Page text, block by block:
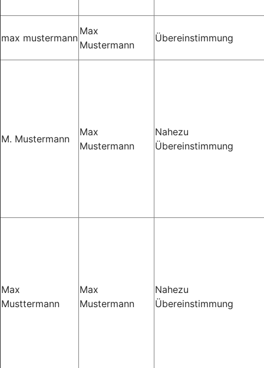
max mustermann
Max
Mustermann
Übereinstimmung
M. Mustermann
Max
Mustermann
Nahezu
Übereinstimmung
Max
Musttermann
Max
Mustermann
Nahezu
Übereinstimmung